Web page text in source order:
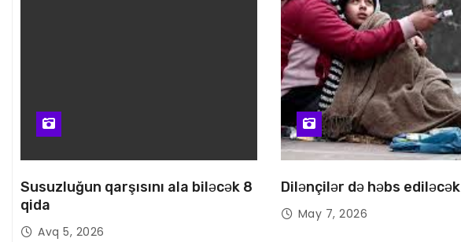
Susuzluğun qarşısını ala biləcək 8
qida
Avq 5, 2026
Dilənçilər də həbs ediləcək
May 7, 2026